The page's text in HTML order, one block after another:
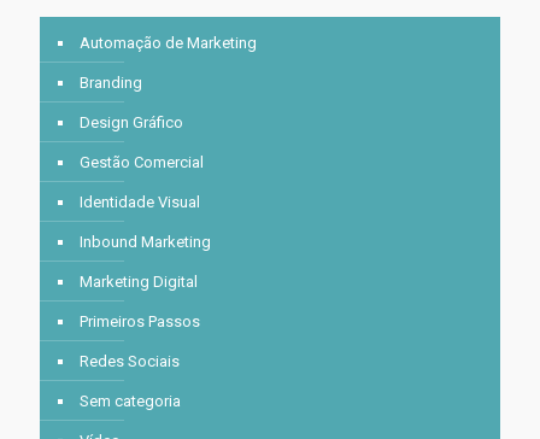
Automação de Marketing
Branding
Design Gráfico
Gestão Comercial
Identidade Visual
Inbound Marketing
Marketing Digital
Primeiros Passos
Redes Sociais
Sem categoria